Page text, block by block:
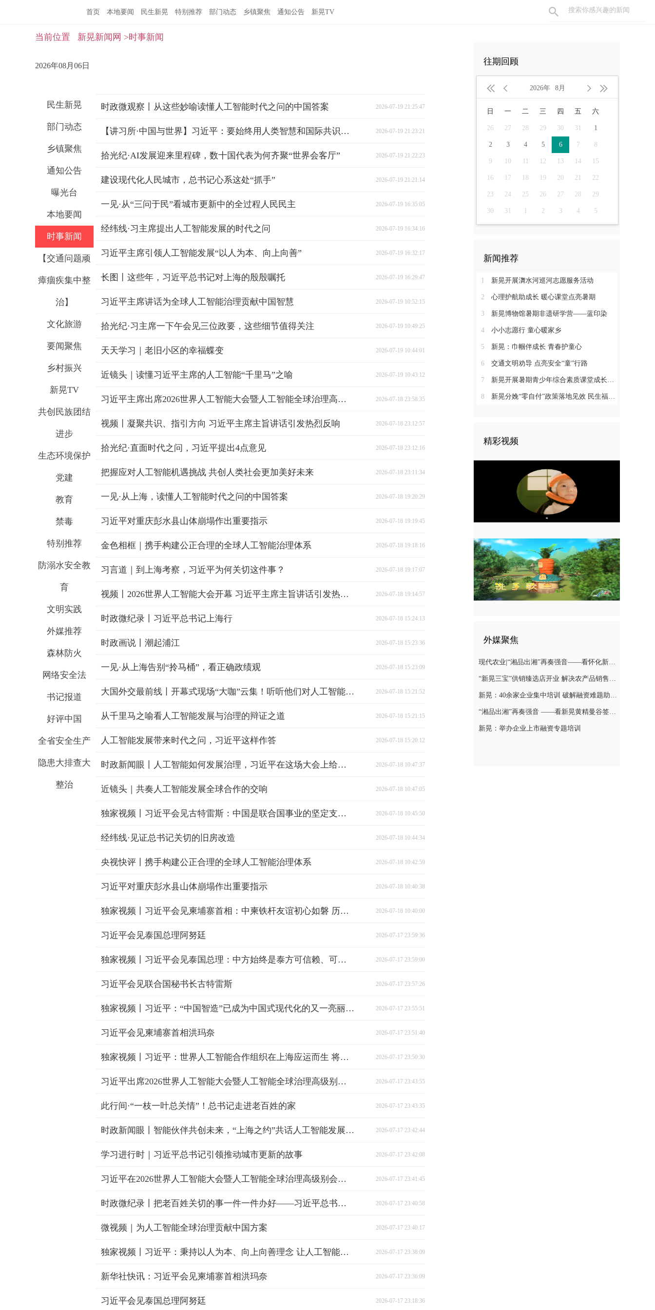
首页 本地要闻 民生新晃 特别推荐 部门动态 乡镇聚焦 通知公告 新晃TV
当前位置 新晃新闻网 >时事新闻
2026年08月06日
民生新晃
部门动态
乡镇聚焦
通知公告
曝光台
本地要闻
时事新闻
【交通问题顽
瘴痼疾集中整
治】
文化旅游
要闻聚焦
乡村振兴
新晃TV
共创民族团结
进步
生态环境保护
党建
教育
禁毒
特别推荐
防溺水安全教
育
文明实践
外媒推荐
森林防火
网络安全法
书记报道
好评中国
全省安全生产
隐患大排查大
整治
时政微观察丨从这些妙喻读懂人工智能时代之问的中国答案 2026-07-19 21:25:47
【讲习所·中国与世界】习近平：要始终用人类智慧和国际共识引领人工智能发展 2026-07-19 21:23:21
拾光纪·AI发展迎来里程碑，数十国代表为何齐聚“世界会客厅” 2026-07-19 21:22:23
建设现代化人民城市，总书记心系这处“抓手” 2026-07-19 21:21:14
一见·从“三问于民”看城市更新中的全过程人民民主 2026-07-19 16:35:05
经纬线·习主席提出人工智能发展的时代之问 2026-07-19 16:34:16
习近平主席引领人工智能发展“以人为本、向上向善” 2026-07-19 16:32:17
长图丨这些年，习近平总书记对上海的殷殷嘱托 2026-07-19 16:29:47
习近平主席讲话为全球人工智能治理贡献中国智慧 2026-07-19 10:52:15
拾光纪·习主席一下午会见三位政要，这些细节值得关注 2026-07-19 10:49:25
天天学习｜老旧小区的幸福蝶变 2026-07-19 10:44:01
近镜头｜读懂习近平主席的人工智能“千里马”之喻 2026-07-19 10:43:12
习近平主席出席2026世界人工智能大会暨人工智能全球治理高级别会议开幕式并发表主旨讲话侧记 2026-07-18 23:58:35
视频丨凝聚共识、指引方向 习近平主席主旨讲话引发热烈反响 2026-07-18 23:12:57
拾光纪·直面时代之问，习近平提出4点意见 2026-07-18 23:12:16
把握应对人工智能机遇挑战 共创人类社会更加美好未来 2026-07-18 23:11:34
一见·从上海，读懂人工智能时代之问的中国答案 2026-07-18 19:20:29
习近平对重庆彭水县山体崩塌作出重要指示 2026-07-18 19:19:45
金色相框｜携手构建公正合理的全球人工智能治理体系 2026-07-18 19:18:16
习言道｜到上海考察，习近平为何关切这件事？ 2026-07-18 19:17:07
视频丨2026世界人工智能大会开幕 习近平主席主旨讲话引发热烈反响 2026-07-18 19:14:57
时政微纪录丨习近平总书记上海行 2026-07-18 15:24:13
时政画说丨潮起浦江 2026-07-18 15:23:36
一见·从上海告别“拎马桶”，看正确政绩观 2026-07-18 15:23:09
大国外交最前线丨开幕式现场“大咖”云集！听听他们对人工智能“伙伴”的理解 2026-07-18 15:21:52
从千里马之喻看人工智能发展与治理的辩证之道 2026-07-18 15:21:15
人工智能发展带来时代之问，习近平这样作答 2026-07-18 15:20:12
时政新闻眼丨人工智能如何发展治理，习近平在这场大会上给出“中国答案” 2026-07-18 10:47:37
近镜头｜共奏人工智能发展全球合作的交响 2026-07-18 10:47:05
独家视频丨习近平会见古特雷斯：中国是联合国事业的坚定支持者 2026-07-18 10:45:50
经纬线·见证总书记关切的旧房改造 2026-07-18 10:44:34
央视快评丨携手构建公正合理的全球人工智能治理体系 2026-07-18 10:42:59
习近平对重庆彭水县山体崩塌作出重要指示 2026-07-18 10:40:38
独家视频丨习近平会见柬埔寨首相：中柬铁杆友谊初心如磐 历久弥坚 2026-07-18 10:40:00
习近平会见泰国总理阿努廷 2026-07-17 23:59:36
独家视频丨习近平会见泰国总理：中方始终是泰方可信赖、可依靠的战略合作伙伴 2026-07-17 23:59:00
习近平会见联合国秘书长古特雷斯 2026-07-17 23:57:26
独家视频丨习近平：“中国智造”已成为中国式现代化的又一亮丽名片 2026-07-17 23:55:51
习近平会见柬埔寨首相洪玛奈 2026-07-17 23:51:40
独家视频丨习近平：世界人工智能合作组织在上海应运而生 将成为人工智能发展史上的一个重要里程碑 2026-07-17 23:50:30
习近平出席2026世界人工智能大会暨人工智能全球治理高级别会议开幕式并发表主旨讲话 2026-07-17 23:43:55
此行间·“一枝一叶总关情”！总书记走进老百姓的家 2026-07-17 23:43:35
时政新闻眼丨智能伙伴共创未来，“上海之约”共话人工智能发展治理 2026-07-17 23:42:44
学习进行时｜习近平总书记引领推动城市更新的故事 2026-07-17 23:42:08
习近平在2026世界人工智能大会暨人工智能全球治理高级别会议开幕式上的主旨讲话（全文） 2026-07-17 23:41:45
时政微纪录丨把老百姓关切的事一件一件办好——习近平总书记赴上海考察纪实 2026-07-17 23:40:58
微视频｜为人工智能全球治理贡献中国方案 2026-07-17 23:40:17
独家视频丨习近平：秉持以人为本、向上向善理念 让人工智能成为促进共同繁荣、维护共同安全的一个重要动力源 2026-07-17 23:38:09
新华社快讯：习近平会见柬埔寨首相洪玛奈 2026-07-17 23:36:09
习近平会见泰国总理阿努廷 2026-07-17 23:18:36
往期回顾
  2026年 8月  
日 一 二 三 四 五 六
26 27 28 29 30 31 1
2 3 4 5 6 7 8
9 10 11 12 13 14 15
16 17 18 19 20 21 22
23 24 25 26 27 28 29
30 31 1 2 3 4 5
新闻推荐
1 新晃开展㵲水河巡河志愿服务活动
2 心理护航助成长 暖心课堂点亮暑期
3 新晃博物馆暑期非遗研学营——蓝印染
4 小小志愿行 童心暖家乡
5 新晃：巾帼伴成长 青春护童心
6 交通文明劝导 点亮安全“童”行路
7 新晃开展暑期青少年综合素质课堂成长营活动
8 新晃分娩“零自付”政策落地见效 民生福祉惠及育龄群众
精彩视频
外媒聚焦
现代农业|“湘品出湘”再奏强音——看怀化新晃黄精曼谷签单背后的“强链密码”
“新晃三宝”供销臻选店开业 解决农产品销售难题
新晃：40余家企业集中培训 破解融资难题助力发展
“湘品出湘”再奏强音 ——看新晃黄精曼谷签单背后的“强链密码”
新晃：举办企业上市融资专题培训